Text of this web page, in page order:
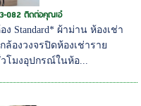
082 ติดต่อคุณเอ๋
Standard* ผ้าม่าน ห้องเช่า
องวงจรปิดห้องเช่าราย
โมงอุปกรณ์ในห้อ...